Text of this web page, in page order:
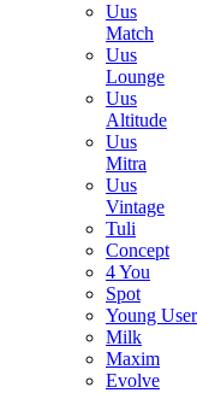
Uus
Match
Uus
Lounge
Uus
Altitude
Uus
Mitra
Uus
Vintage
Tuli
Concept
4 You
Spot
Young
Milk
Maxim
Evolve